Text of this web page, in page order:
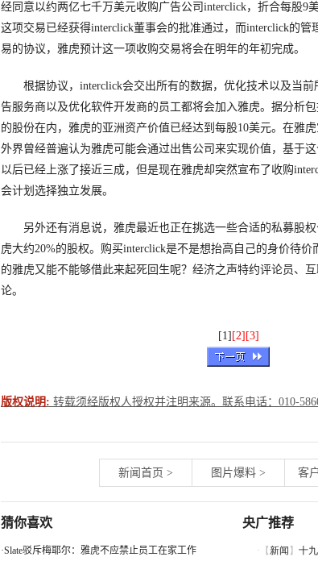
经同意以约两亿七千万美元收购广告公司interclick，折合每股9
这项交易已经获得interclick董事会的批准通过，而interclick的管
易的协议，雅虎预计这一项收购交易将会在明年的年初完成。
根据协议，interclick会交出所有的数据，优化技术以及当前
告服务商以及优化软件开发商的员工都将会加入雅虎。据分析
的股份在内，雅虎的亚洲资产价值已经达到每股10美元。在雅虎
外界曾经普遍认为雅虎可能会通过出售公司来实现价值，基于
以后已经上涨了接近三成，但是现在雅虎却突然宣布了收购
会计划选择独立发展。
另外还有消息说，雅虎最近也正在挑选一些合适的私募股权
虎大约20%的股权。购买interclick是不是想抬高自己的身价待
的雅虎又能不能够借此来起死回生呢？经济之声特约评论员、
论。
[1] [2] [3]
版权说明: 转载须经版权人授权并注明来源。联系电话：010-
新闻首页 > 图片爆料 > 客
猜你喜欢
·Slate驳斥梅耶尔：雅虎不应禁止员工在家工作
央广推荐